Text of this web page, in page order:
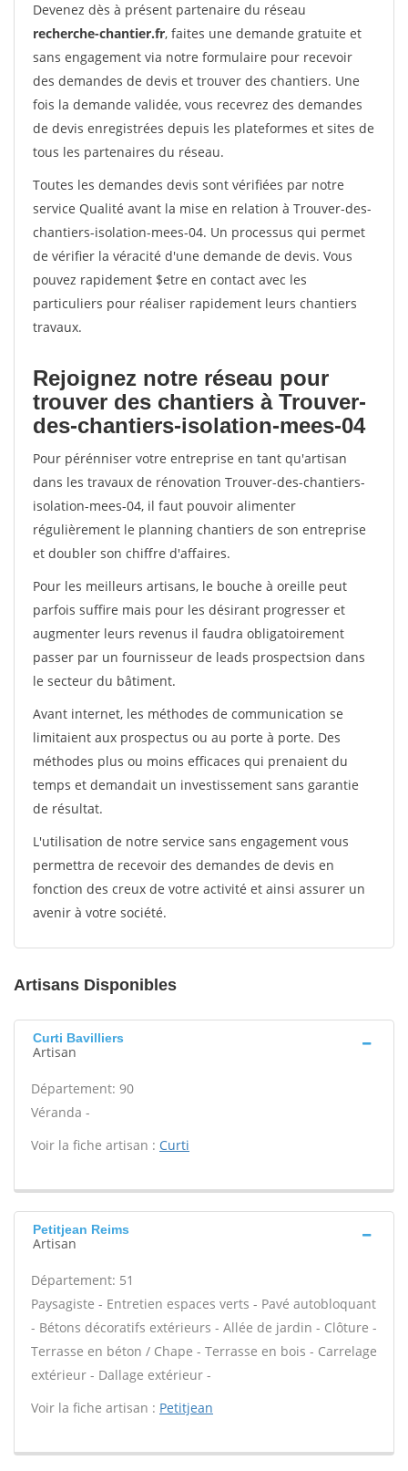
Devenez dès à présent partenaire du réseau
recherche-chantier.fr, faites une demande gratuite et
sans engagement via notre formulaire pour recevoir
des demandes de devis et trouver des chantiers. Une
fois la demande validée, vous recevrez des demandes
de devis enregistrées depuis les plateformes et sites de
tous les partenaires du réseau.
Toutes les demandes devis sont vérifiées par notre
service Qualité avant la mise en relation à Trouver-des-
chantiers-isolation-mees-04. Un processus qui permet
de vérifier la véracité d'une demande de devis. Vous
pouvez rapidement $etre en contact avec les
particuliers pour réaliser rapidement leurs chantiers
travaux.
Rejoignez notre réseau pour
trouver des chantiers à Trouver-
des-chantiers-isolation-mees-04
Pour pérénniser votre entreprise en tant qu'artisan
dans les travaux de rénovation Trouver-des-chantiers-
isolation-mees-04, il faut pouvoir alimenter
régulièrement le planning chantiers de son entreprise
et doubler son chiffre d'affaires.
Pour les meilleurs artisans, le bouche à oreille peut
parfois suffire mais pour les désirant progresser et
augmenter leurs revenus il faudra obligatoirement
passer par un fournisseur de leads prospectsion dans
le secteur du bâtiment.
Avant internet, les méthodes de communication se
limitaient aux prospectus ou au porte à porte. Des
méthodes plus ou moins efficaces qui prenaient du
temps et demandait un investissement sans garantie
de résultat.
L'utilisation de notre service sans engagement vous
permettra de recevoir des demandes de devis en
fonction des creux de votre activité et ainsi assurer un
avenir à votre société.
Artisans Disponibles
Curti Bavilliers
Artisan
Département: 90
Véranda -
Voir la fiche artisan : Curti
Petitjean Reims
Artisan
Département: 51
Paysagiste - Entretien espaces verts - Pavé autobloquant
- Bétons décoratifs extérieurs - Allée de jardin - Clôture -
Terrasse en béton / Chape - Terrasse en bois - Carrelage
extérieur - Dallage extérieur -
Voir la fiche artisan : Petitjean